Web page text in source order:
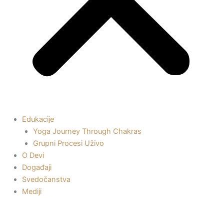
Edukacije
Yoga Journey Through Chakras
Grupni Procesi Uživo
O Devi
Događaji
Svedočanstva
Mediji